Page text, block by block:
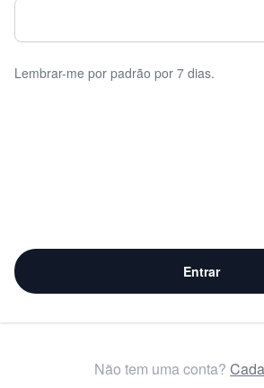
Lembrar-me por padrão por 7 dias.
Entrar
Não tem uma conta?